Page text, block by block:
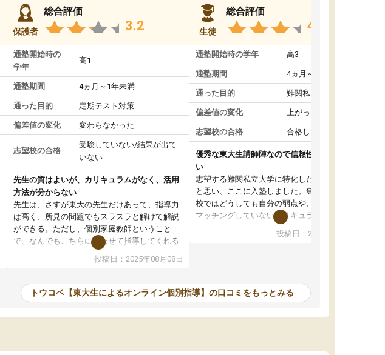
保護者
総合評価
3.2
通塾開始時の
学年
高1
通塾期間 4ヵ月～1年未満
通った目的 定期テスト対策
偏差値の変化 変わらなかった
志望校の合格
受験していない/結果が出て
いない
先生の質はよいが、カリキュラムがなく、活用
方法が分からない
先生は、さすが東大の先生だけあって、指導力
は高く、所見の問題でもスラスラと解けて解説
ができる。ただし、個別家庭教師ということ
で、なんでもこちらに合わせて指導してくれる
のだが、具体的なカリキュラムがない。当方
は、授業の先取り学習をするため、学校の教科
いただいたが、1時間の時間を使って進められる
範囲は限られており、それであれば自学自習で
なく、上手い活用の仕方が分からず辞めること
投稿日：2025年08月08日
生徒
総合評価
4.4
通塾開始時の学年 高3
通塾期間 4ヵ月～1年未満
通った目的 難関私立受験対策
偏差値の変化 上がった
志望校の合格 合格した
優秀な東大生講師陣なので信頼性や安心感が高
い
志望する難関私立大学に特化した準備をしたい
と思い、ここに入塾しました。集団指導の予備
校ではどうしても自分の弱点や、志望校対策に
マッチングしていないカリキュラムに不安を感
また受験のノウハウを蓄積している優秀な東大
ツーマン指導によって、自分の志望校にふさわ
しいオリジナルのカリキュラムを提案してくれ
投稿日：2024年02月19日
トウコベ【東大生によるオンライン個別指導】の口コミをもっとみる